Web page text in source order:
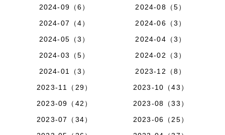
2024-09（6）
2024-08（5）
2024-07（4）
2024-06（3）
2024-05（3）
2024-04（3）
2024-03（5）
2024-02（3）
2024-01（3）
2023-12（8）
2023-11（29）
2023-10（43）
2023-09（42）
2023-08（33）
2023-07（34）
2023-06（25）